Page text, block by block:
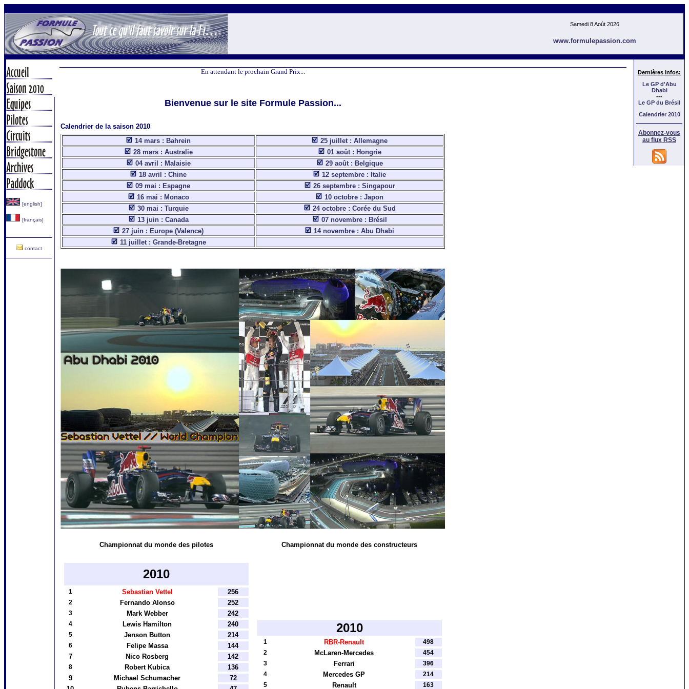
Samedi 8 Août 2026
www.formulepassion.com
[english]
[français]
contact
En attendant le prochain Grand Prix...
Bienvenue sur le site Formule Passion...
Calendrier de la saison 2010
14 mars : Bahrein
25 juillet : Allemagne
28 mars : Australie
01 août : Hongrie
04 avril : Malaisie
29 août : Belgique
18 avril : Chine
12 septembre : Italie
09 mai : Espagne
26 septembre : Singapour
16 mai : Monaco
10 octobre : Japon
30 mai : Turquie
24 octobre : Corée du Sud
13 juin : Canada
07 novembre : Brésil
27 juin : Europe (Valence)
14 novembre : Abu Dhabi
11 juillet : Grande-Bretagne
Championnat du monde des pilotes Championnat du monde des constructeurs
2010
1 Sebastian Vettel 256
2 Fernando Alonso 252
3 Mark Webber 242
4 Lewis Hamilton 240
5 Jenson Button 214
6 Felipe Massa
144
7
Nico Rosberg 142
8 Robert Kubica
136
9
Michael Schumacher
72
2010
1 RBR-Renault
498
2
McLaren-Mercedes
454
3
Ferrari
396
4
Mercedes GP
214
5
Renault 163
Dernières infos:
Le GP d'Abu
Dhabi
---
Le GP du Brésil
Calendrier 2010
Abonnez-vous
au flux RSS